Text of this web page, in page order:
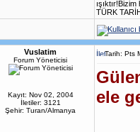
TÜRK
Vuslatim
Forum Yöneticisi
Kayıt: Nov 02, 2004
İletiler: 3121
Şehir: Turan/Almanya
Tarih: Pts
ele